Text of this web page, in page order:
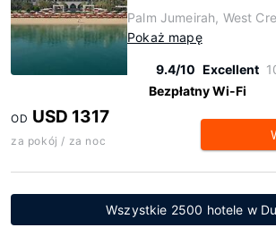
Palm Jumeirah, West
Pokaż mapę
9.4/10 Excellent
Bezpłatny Wi-Fi
OD USD 1317
za pokój / za noc
Wszystkie 2500 hotele w